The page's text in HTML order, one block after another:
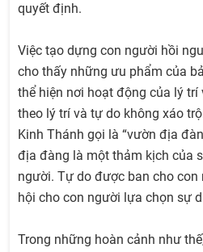
quyết định.
Việc tạo dựng con người hồi
cho thấy những ưu phẩm của
thể hiện nơi hoạt động của lý
theo lý trí và tự do không xáo
Kinh Thánh gọi là “vườn địa
địa đàng là một thảm kịch của
người. Tự do được ban cho
hội cho con người lựa chọn sự
Trong những hoàn cảnh như